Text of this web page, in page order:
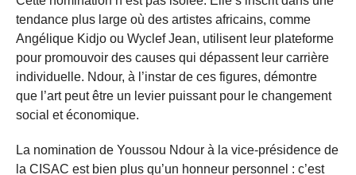
tendance plus large où des artistes africains, comme
Angélique Kidjo ou Wyclef Jean, utilisent leur plateforme
pour promouvoir des causes qui dépassent leur carrière
individuelle. Ndour, à l’instar de ces figures, démontre
que l’art peut être un levier puissant pour le changement
social et économique.
La nomination de Youssou Ndour à la vice-présidence de
la CISAC est bien plus qu’un honneur personnel : c’est